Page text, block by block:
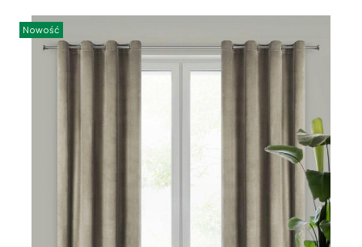
Nowość